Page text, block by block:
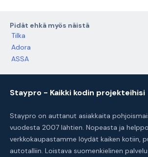
Pidät ehkä myös näistä
Tilka
Adora
ASSA
Staypro - Kaikki kodin projekteihisi
Staypro on auttanut asiakkaita
vuodesta 2007 lähtien. Nopeasta ja
verkkokaupastamme löydät kaiken kotiin,
autotalliin. Loistava suomenkielinen